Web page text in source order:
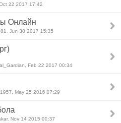
22 2017 17:42
Онлайн
Jun 30 2017 15:35
Feb 22 2017 00:34
May 25 2016 07:29
Nov 14 2015 00:37